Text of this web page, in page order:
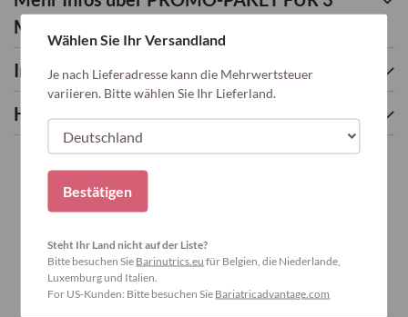
MONATE: MULTI + 2x CALCIUM
KAUBONBONS HIMBEERE
Inhaltsstoffe
Häufig gestellte Fragen
Wählen Sie Ihr Versandland
Je nach Lieferadresse kann die Mehrwertsteuer
variieren. Bitte wählen Sie Ihr Lieferland.
Bestätigen
Steht Ihr Land nicht auf der Liste?
Bitte besuchen Sie Barinutrics.eu für Belgien, die Niederlande,
Luxemburg und Italien.
For US-Kunden: Bitte besuchen Sie Bariatricadvantage.com